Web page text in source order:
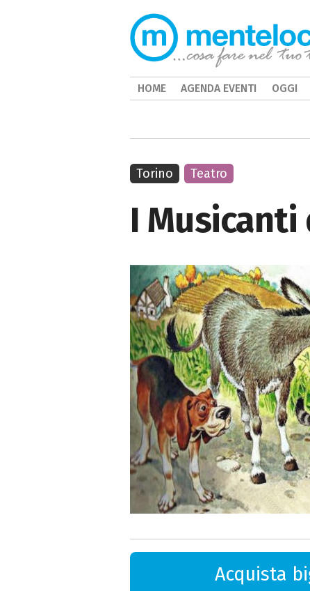
I Musicanti
Acquista
Torino Teatro
HOME AGENDA EVENTI OGGI